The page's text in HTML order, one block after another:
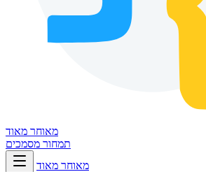
מאוחר מאוד
תמחור מסמכים
מאוחר מאוד